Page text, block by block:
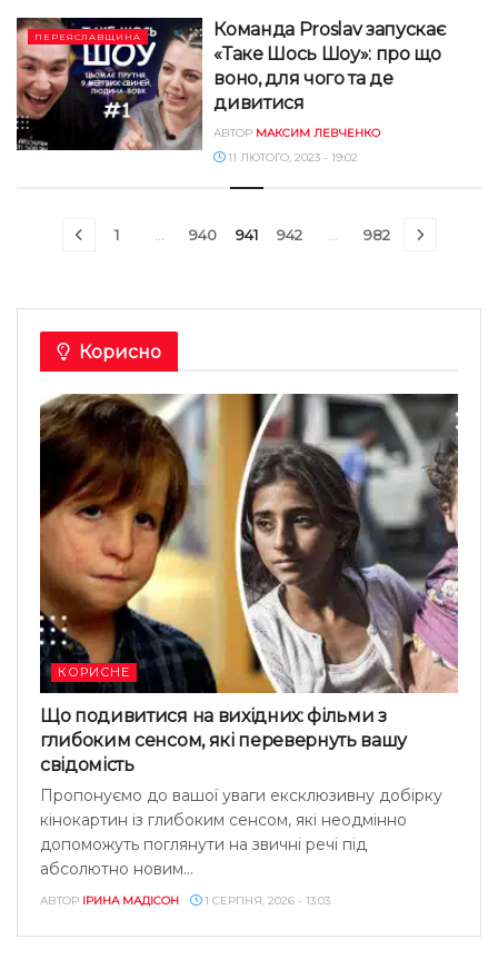
ПЕРЕЯСЛАВЩИНА
Команда Proslav запускає
«Таке Шось Шоу»: про що
воно, для чого та де
дивитися
АВТОР МАКСИМ ЛЕВЧЕНКО
11 ЛЮТОГО, 2023 - 19:02
1 940 941 942 982
Корисно
КОРИСНЕ
Що подивитися на вихідних: фільми з
глибоким сенсом, які перевернуть вашу
свідомість
Пропонуємо до вашої уваги ексклюзивну добірку
кінокартин із глибоким сенсом, які неодмінно
допоможуть поглянути на звичні речі під
абсолютно новим...
АВТОР ІРИНА МАДІСОН 1 СЕРПНЯ, 2026 - 13:03